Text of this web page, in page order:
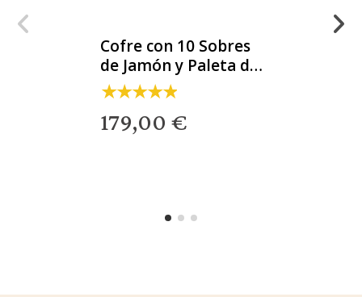
Cofre con 10 Sobres
de Jamón y Paleta de
bellota 100% ibérica
179,00 €